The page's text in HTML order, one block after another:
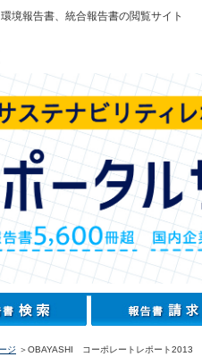
境報告書、統合報告書の閲覧サイト
ジ ＞OBAYASHI コーポレートレポート2013